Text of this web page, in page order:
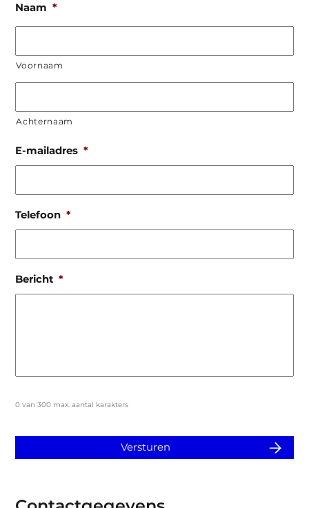
Naam *
Voornaam
Achternaam
E-mailadres *
Telefoon *
Bericht *
0 van 300 max. aantal karakters